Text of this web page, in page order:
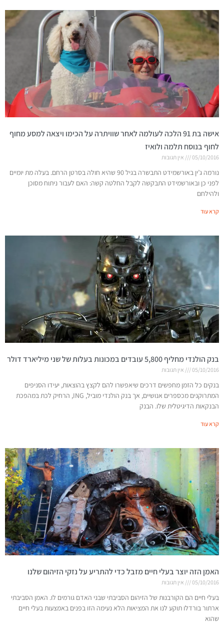
אישה בת 91 הלכה לעולמה לאחר שוויתרה על הכימו ויצאה למסע מחוף
לחוף בנוסח תלמה ולואיז
05/10/2016 אין תגובות
נורמה ג’ין באורשמידט התבשרה בגיל 90 שהיא חולה בסרטן הרחם. בעלה מת יומיים
לפני כן ובאורשמידט התבקשה לקבל החלטה קשה: האם לעבור ניתוח מסוכן
ולהילחם
קרא עוד
בנק הולנדי מחליף 5,800 עובדים במכונות בעלות של שני מיליארד דולר
05/10/2016 אין תגובות
בנקים כל הזמן מחפשים דרכים שיאפשרו להם לקצץ בהוצאות, יעידו הסניפים
המתרוקנים מכספרים אנושיים, אך בנק הולנדי מוביל, ING, הרחיק לכת במהפכת
הבנקאות הדיגיטלית שלו. הבנק
קרא עוד
האמן הזה יוצר בעלי חיים מזבל כדי להתריע על נזקי הזיהום שלנו
05/10/2016 אין תגובות
בעלי חיים הם הקורבנות של הזיהום הסביבתי שבני האדם גורמים לו. האמן הסביבתי
ארתור בורדלו תוקע לנו את המציאות הלא נעימה הזו בפנים באמצעות בעלי חיים
שהוא